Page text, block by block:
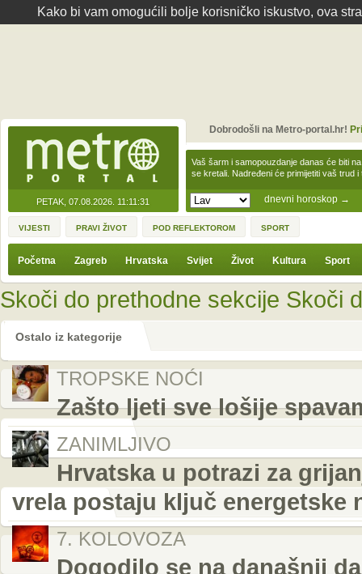
Kako bi vam omogućili bolje korisničko iskustvo, ova
PETAK, 07.08.2026. 11:11:31 dnevni horoskop →
Vaš šarm i samopouzdanje danas će biti
se kretali. Nadređeni će primijetiti vaš trud
Dobrodošli na Metro-portal.hr!
VIJESTI PRAVI ŽIVOT POD REFLEKTOROM SPORT
Početna Zagreb Hrvatska Svijet Život Kultura Sport
Skoči do prethodne sekcije Skoči
Ostalo iz kategorije
TROPSKE NOĆI
Zašto ljeti sve lošije
ZANIMLJIVO
Hrvatska u potrazi za
vrela postaju ključ energetske
7. KOLOVOZA
Dogodilo se na današnji